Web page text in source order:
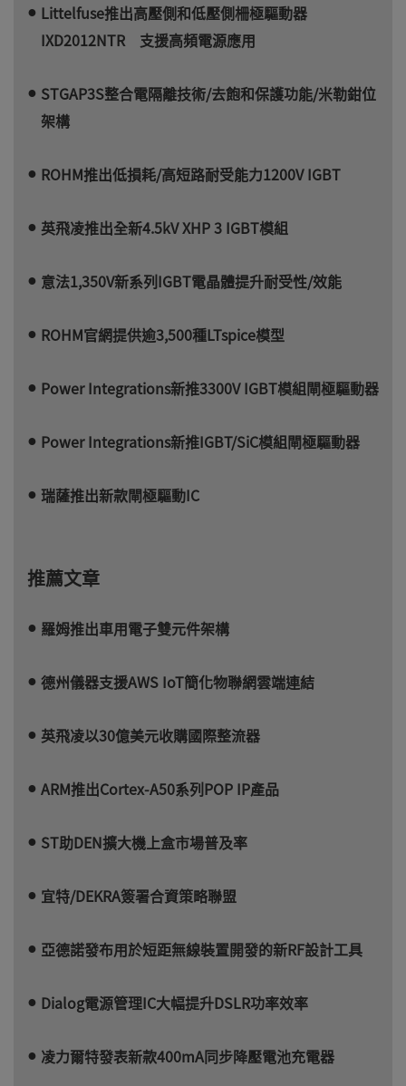
Littelfuse推出高壓側和低壓側柵極驅動器
IXD2012NTR 支援高頻電源應用
STGAP3S整合電隔離技術/去飽和保護功能/米勒鉗位
架構
ROHM推出低損耗/高短路耐受能力1200V IGBT
英飛凌推出全新4.5kV XHP 3 IGBT模組
意法1,350V新系列IGBT電晶體提升耐受性/效能
ROHM官網提供逾3,500種LTspice模型
Power Integrations新推3300V IGBT模組閘極驅動器
Power Integrations新推IGBT/SiC模組閘極驅動器
瑞薩推出新款閘極驅動IC
推薦文章
羅姆推出車用電子雙元件架構
德州儀器支援AWS IoT簡化物聯網雲端連結
英飛凌以30億美元收購國際整流器
ARM推出Cortex-A50系列POP IP產品
ST助DEN擴大機上盒市場普及率
宜特/DEKRA簽署合資策略聯盟
亞德諾發布用於短距無線裝置開發的新RF設計工具
Dialog電源管理IC大幅提升DSLR功率效率
凌力爾特發表新款400mA同步降壓電池充電器